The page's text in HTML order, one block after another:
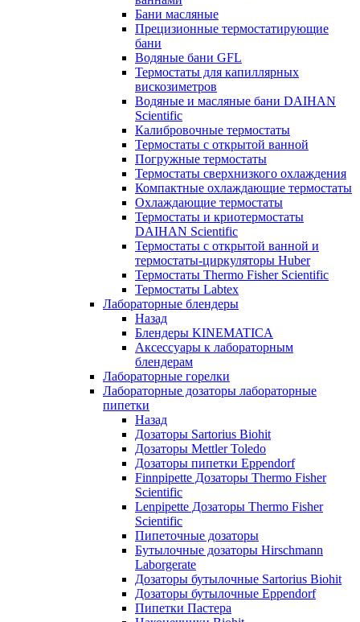
Бани масляные
Прецизионные термостатирующие
бани
Водяные бани GFL
Термостаты для капиллярных
вискозиметров
Водяные и масляные бани DAIHAN
Scientific
Калибровочные термостаты
Термостаты с открытой ванной
Погружные термостаты
Термостаты сверхнизкого охлаждения
Компактные охлаждающие термостаты
Охлаждающие термостаты
Термостаты и криотермостаты
DAIHAN Scientific
Термостаты с открытой ванной и
термостаты-циркуляторы Huber
Термостаты Thermo Fisher Scientific
Термостаты Labtex
Лабораторные блендеры
Назад
Блендеры KINEMATICA
Аксессуары к лабораторным
блендерам
Лабораторные горелки
Лабораторные дозаторы лабораторные
пипетки
Назад
Дозаторы Sartorius Biohit
Дозаторы Mettler Toledo
Дозаторы пипетки Eppendorf
Finnpipette Дозаторы Thermo Fisher
Scientific
Lenpipette Дозаторы Thermo Fisher
Scientific
Пипеточные дозаторы
Бутылочные дозаторы Hirschmann
Laborgerate
Дозаторы бутылочные Sartorius Biohit
Дозаторы бутылочные Eppendorf
Пипетки Пастера